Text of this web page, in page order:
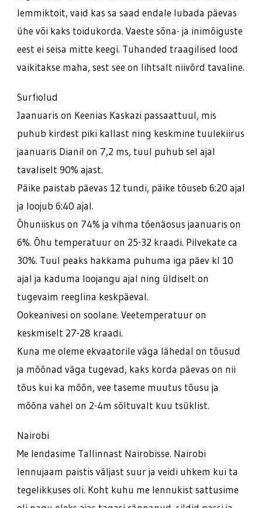
lemmiktoit, vaid kas sa saad endale lubada päevas
ühe või kaks toidukorda. Vaeste sõna- ja inimõiguste
eest ei seisa mitte keegi. Tuhanded traagilised lood
vaikitakse maha, sest see on lihtsalt niivõrd tavaline.
Surfiolud
Jaanuaris on Keenias Kaskazi passaattuul, mis
puhub kirdest piki kallast ning keskmine tuulekiirus
jaanuaris Dianil on 7,2 ms, tuul puhub sel ajal
tavaliselt 90% ajast.
Päike paistab päevas 12 tundi, päike tõuseb 6:20 ajal
ja loojub 6:40 ajal.
Õhuniiskus on 74% ja vihma tõenäosus jaanuaris on
6%. Õhu temperatuur on 25-32 kraadi. Pilvekate ca
30%. Tuul peaks hakkama puhuma iga päev kl 10
ajal ja kaduma loojangu ajal ning üldiselt on
tugevaim reeglina keskpäeval.
Ookeanivesi on soolane. Veetemperatuur on
keskmiselt 27-28 kraadi.
Kuna me oleme ekvaatorile väga lähedal on tõusud
ja mõõnad väga tugevad, kaks korda päevas on nii
tõus kui ka mõõn, vee taseme muutus tõusu ja
mõõna vahel on 2-4m sõltuvalt kuu tsüklist.
Nairobi
Me lendasime Tallinnast Nairobisse. Nairobi
lennujaam paistis väljast suur ja veidi uhkem kui ta
tegelikkuses oli. Koht kuhu me lennukist sattusime